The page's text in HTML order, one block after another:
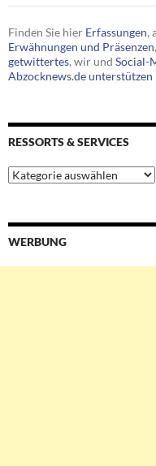
Finden Sie hier Erfassungen,
Erwähnungen und Präsenzen
getwittertes, wir und Social-
Abzocknews.de unterstützen
RESSORTS & SERVICES
Ressorts
&
WERBUNG